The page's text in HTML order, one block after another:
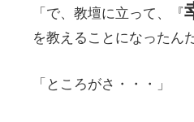
「で、教壇に立って、『
を教えることになったん
「ところがさ・・・」